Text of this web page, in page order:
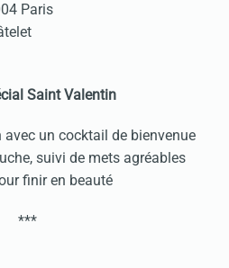
Paris
Saint Valentin
un cocktail de bienvenue
suivi de mets agréables
finir en beauté
***